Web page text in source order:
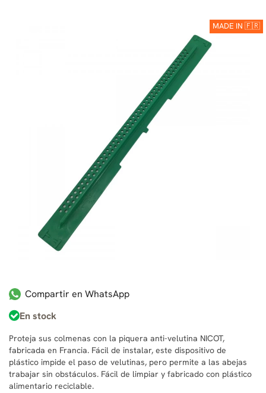
MADE IN 🇫🇷
Compartir en WhatsApp
En stock
Proteja sus colmenas con la piquera anti-velutina NICOT,
fabricada en Francia. Fácil de instalar, este dispositivo de
plástico impide el paso de velutinas, pero permite a las abejas
trabajar sin obstáculos. Fácil de limpiar y fabricado con plástico
alimentario reciclable.